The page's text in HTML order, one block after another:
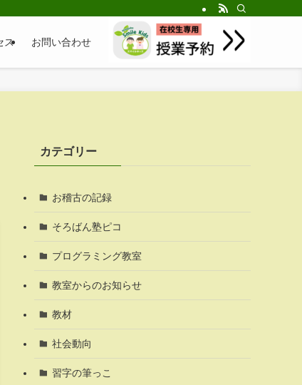
ス お問い合わせ
カテゴリー
お稽古の記録
そろばん塾ピコ
プログラミング教室
教室からのお知らせ
教材
社会動向
習字の筆っこ